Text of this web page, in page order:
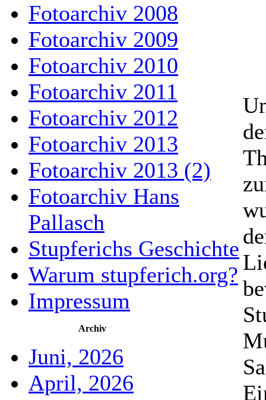
Fotoarchiv 2008
Fotoarchiv 2009
Fotoarchiv 2010
Fotoarchiv 2011
Fotoarchiv 2012
Fotoarchiv 2013
Fotoarchiv 2013 (2)
Fotoarchiv Hans
Pallasch
Stupferichs Geschichte
Warum stupferich.org?
Impressum
Archiv
Juni, 2026
April, 2026